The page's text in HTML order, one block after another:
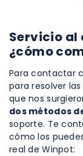
Servicio al
¿cómo
Para contactar
para resolver
que nos
dos métodos
soporte. Te
cómo los
real de Winpot: